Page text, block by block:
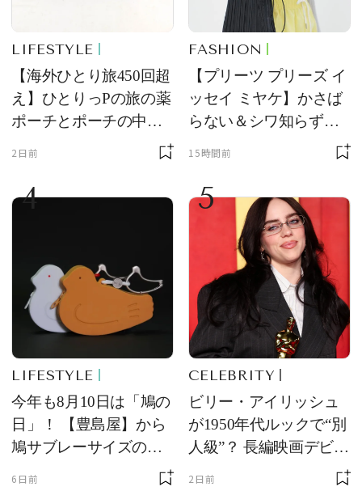
LIFESTYLE
【海外ひとり旅450回超
え】ひとりっPの旅の薬
ポーチとポーチの中身
を初公開！ 本当に使え
2日前
FASHION
【プリーツ プリーズ イ
ッセイ ミヤケ】かさば
らない＆シワ知らず！
夏旅に連れていきたい
15時間前
4
LIFESTYLE
今年も8月10日は「鳩の
日」！ 【豊島屋】から
鳩サブレーサイズのポ
ーチ「はとっこ」を限
6日前
5
CELEBRITY
ビリー・アイリッシュ
が1950年代ルックで“別
人級”？ 長編映画デビュ
ー作の現場写真に反響
2日前